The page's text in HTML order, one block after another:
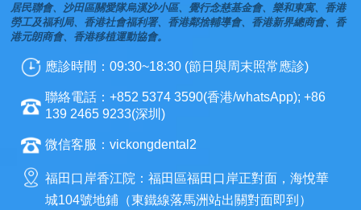
居民聯會、沙田區關愛隊烏溪沙小區、覺行念慈基金會、樂和東寓、香港
勞工及福利局、香港社會福利署、香港鄰捨輔導會、香港新界總商會、香
港元朗商會、香港移植運動協會。
應診時間：09:30~18:30 (節日與周末照常應診)
聯絡電話：+852 5374 3590(香港/whatsApp); +86
139 2465 9233(深圳)
微信客服：vickongdental2
福田口岸香江院：福田區福田口岸正對面，海悅華
城104號地鋪（東鐵線落馬洲站出關對面即到）